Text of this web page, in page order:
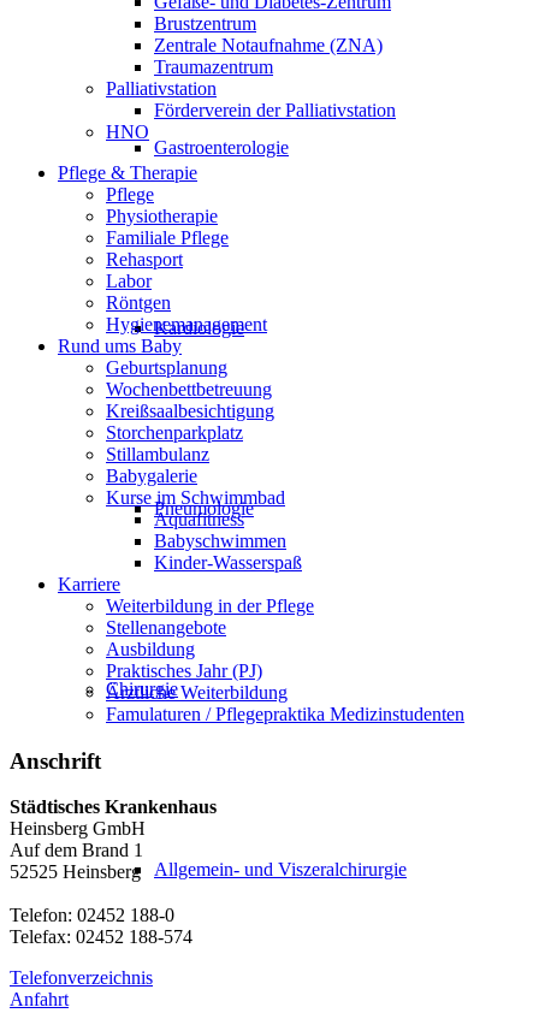
Gastroenterologie
Kardiologie
Pneumologie
Chirurgie
Allgemein- und Viszeralchirurgie
Brustzentrum
Zentrale Notaufnahme (ZNA)
Traumazentrum
Palliativstation
Förderverein der Palliativstation
HNO
Pflege & Therapie
Pflege
Physiotherapie
Familiale Pflege
Rehasport
Labor
Röntgen
Hygienemanagement
Rund ums Baby
Geburtsplanung
Wochenbettbetreuung
Kreißsaalbesichtigung
Storchenparkplatz
Stillambulanz
Babygalerie
Kurse im Schwimmbad
Aquafitness
Babyschwimmen
Kinder-Wasserspaß
Karriere
Weiterbildung in der Pflege
Stellenangebote
Ausbildung
Praktisches Jahr (PJ)
Ärztliche Weiterbildung
Famulaturen / Pflegepraktika Medizinstudenten
Anschrift
Städtisches Krankenhaus
Heinsberg GmbH
Auf dem Brand 1
52525 Heinsberg
Telefon: 02452 188-0
Telefax: 02452 188-574
Telefonverzeichnis
Anfahrt